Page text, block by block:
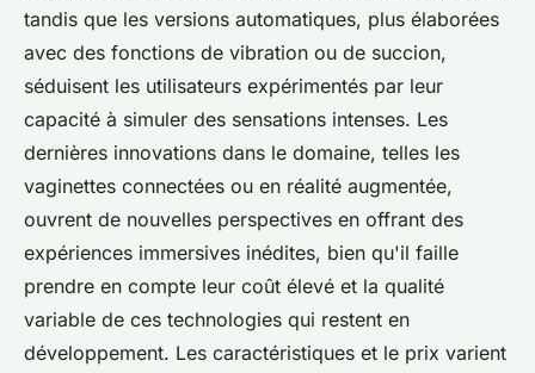
tandis que les versions automatiques, plus élaborées
avec des fonctions de vibration ou de succion,
séduisent les utilisateurs expérimentés par leur
capacité à simuler des sensations intenses. Les
dernières innovations dans le domaine, telles les
vaginettes connectées ou en réalité augmentée,
ouvrent de nouvelles perspectives en offrant des
expériences immersives inédites, bien qu'il faille
prendre en compte leur coût élevé et la qualité
variable de ces technologies qui restent en
développement. Les caractéristiques et le prix varient